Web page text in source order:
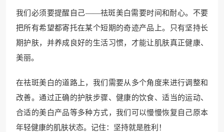
我们必须要提醒自己——祛斑美白需要时间和耐心。不要
把所有希望都寄托在某个短期的奇迹产品上。只有坚持长
期护肤，并养成良好的生活习惯，才能让肌肤真正健康、
美丽。
在祛斑美白的道路上，我们需要从多个角度来进行调整和
改善。通过正确的护肤步骤、健康的饮食、适当的运动、
合适的美白产品等多种方式，我们可以慢慢恢复自己原本
年轻健康的肌肤状态。记住：坚持就是胜利！